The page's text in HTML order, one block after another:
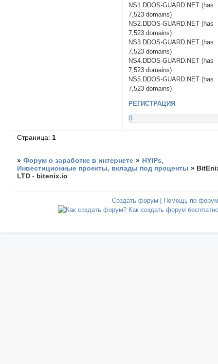
NS1.DDOS-GUARD.NET (has
7,523 domains)
NS2.DDOS-GUARD.NET (has
7,523 domains)
NS3.DDOS-GUARD.NET (has
7,523 domains)
NS4.DDOS-GUARD.NET (has
7,523 domains)
NS5.DDOS-GUARD.NET (has
7,523 domains)
РЕГИСТРАЦИЯ
0
Страница: 1
» Форум о заработке в интернете » HYIPs,
Инвестиционные проекты, вклады под проценты »
LTD - bitenix.io
Создать форум | Помощь по